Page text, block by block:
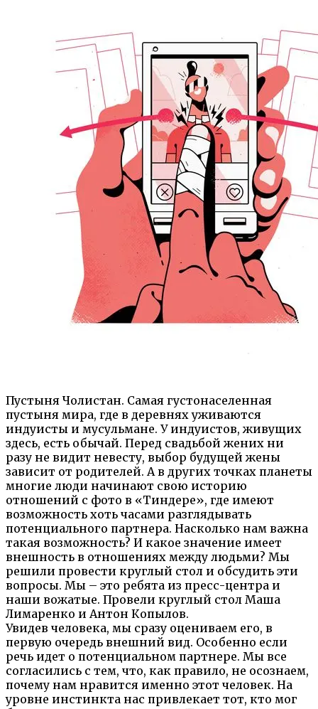
Пустыня Чолистан. Самая густонаселенная
пустыня мира, где в деревнях уживаются
индуисты и мусульмане. У индуистов, живущих
здесь, есть обычай. Перед свадьбой жених ни
разу не видит невесту, выбор будущей жены
зависит от родителей. А в других точках планеты
многие люди начинают свою историю
отношений с фото в «Тиндере», где имеют
возможность хоть часами разглядывать
потенциального партнера. Насколько нам важна
такая возможность? И какое значение имеет
внешность в отношениях между людьми? Мы
решили провести круглый стол и обсудить эти
вопросы. Мы – это ребята из пресс-центра и
наши вожатые. Провели круглый стол Маша
Лимаренко и Антон Копылов.
Увидев человека, мы сразу оцениваем его, в
первую очередь внешний вид. Особенно если
речь идет о потенциальном партнере. Мы все
согласились с тем, что, как правило, не осознаем,
почему нам нравится именно этот человек. На
уровне инстинкта нас привлекает тот, кто мог